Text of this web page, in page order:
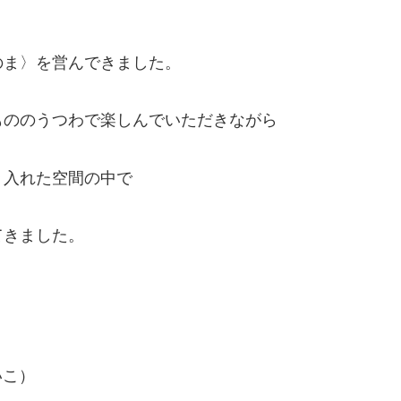
〉を営んできました。
のうつわで楽しんでいただきながら
れた空間の中で
ました。
）